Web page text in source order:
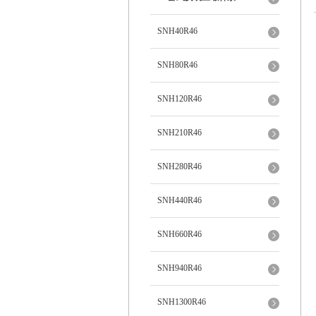
SNH40R46
SNH80R46
SNH120R46
SNH210R46
SNH280R46
SNH440R46
SNH660R46
SNH940R46
SNH1300R46